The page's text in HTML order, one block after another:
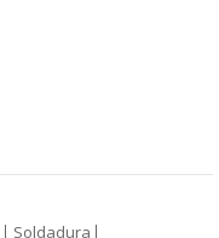
Soldadura